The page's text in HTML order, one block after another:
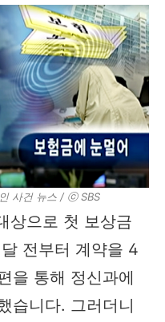
사건 뉴스 / ⓒ SBS
상으로 첫 보상금
전부터 계약을 4
을 통해 정신과에
습니다. 그러더니